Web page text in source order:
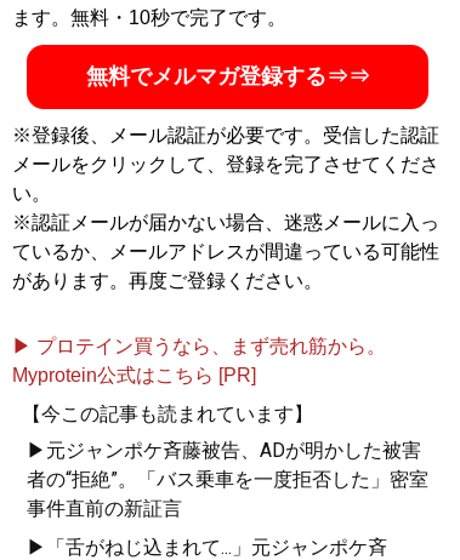
ます。無料・10秒で完了です。
無料でメルマガ登録する⇒⇒
※登録後、メール認証が必要です。受信した認証
メールをクリックして、登録を完了させてくださ
い。
※認証メールが届かない場合、迷惑メールに入っ
ているか、メールアドレスが間違っている可能性
があります。再度ご登録ください。
▶ プロテイン買うなら、まず売れ筋から。
Myprotein公式はこちら [PR]
【今この記事も読まれています】
▶元ジャンポケ斉藤被告、ADが明かした被害
者の“拒絶”。「バス乗車を一度拒否した」密室
事件直前の新証言
▶「舌がねじ込まれて...」元ジャンポケ斉